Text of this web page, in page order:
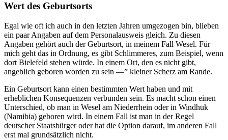
Wert des Geburtsorts
Egal wie oft ich auch in den letzten Jahren umgezogen bin, blieben
ein paar Angaben auf dem Personalausweis gleich. Zu diesen
Angaben gehört auch der Geburtsort, in meinem Fall Wesel. Für
mich geht das in Ordnung, es gibt Schlimmeres, zum Beispiel, wenn
dort Bielefeld stehen würde. In einem Ort, den es nicht gibt,
angeblich geboren worden zu sein —” kleiner Scherz am Rande.
Ein Geburtsort kann einen bestimmten Wert haben und mit
erheblichen Konsequenzen verbunden sein. Es macht schon einen
Unterschied, ob man in Wesel am Niederrhein oder in Windhuk
(Namibia) geboren wird. In einem Fall ist man in der Regel
deutscher Staatsbürger oder hat die Option darauf, im anderen Fall
erst mal grundsätzlich nicht.